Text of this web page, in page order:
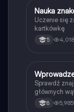
NTechnika
Nauka
Uczenie się
kartkówkę
5 4,018
WJęzyk polski
Sprawdź
głównych
8 5,985